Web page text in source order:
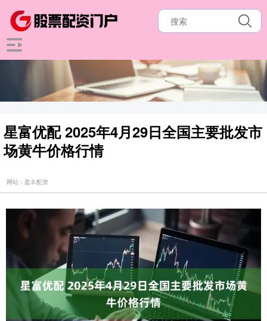
星富优配 2025年4月29日全国主要批发市
场黄牛价格行情
网站：盈丰配资